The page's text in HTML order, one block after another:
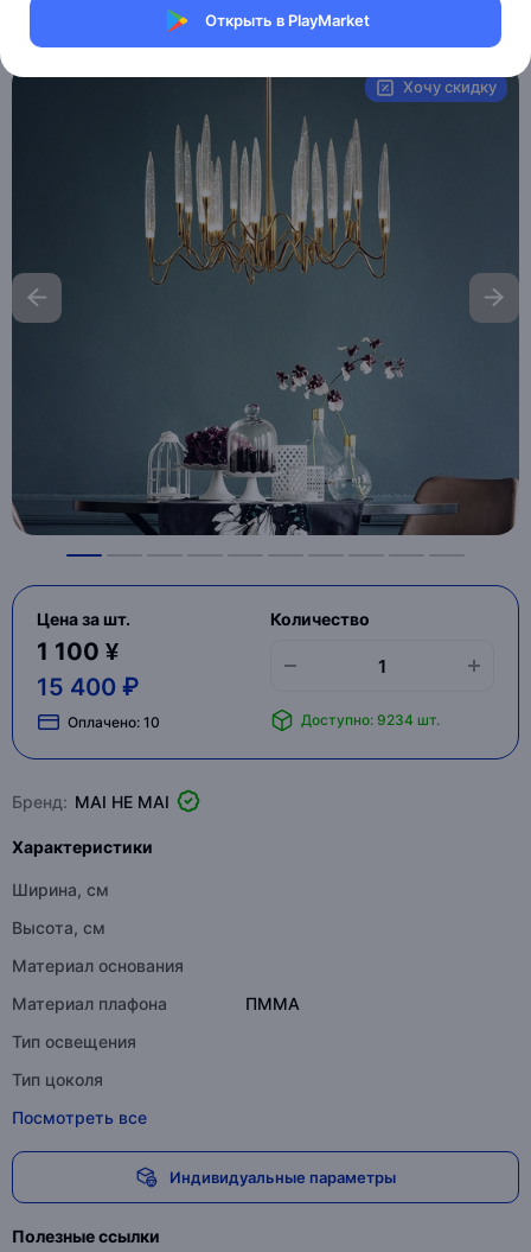
Открыть в PlayMarket
MXM3332147830
Хочу скидку
Цена за шт.
1 100 ¥
15 400 ₽
Оплачено: 10
Количество
Доступно: 9234 шт.
Бренд: MAI HE MAI
Характеристики
Ширина, см
Высота, см
Материал основания
Материал плафона
ПММА
Тип освещения
Тип цоколя
Посмотреть все
Индивидуальные параметры
Полезные ссылки